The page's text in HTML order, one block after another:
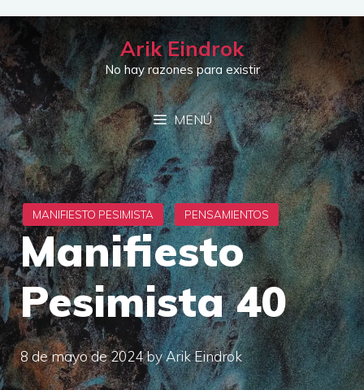
Saltar
al
contenido
Arik Eindrok
No hay razones para existir
MENÚ
Manifiesto
Pesimista 40
8 de mayo de 2024byArik Eindrok